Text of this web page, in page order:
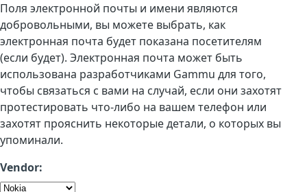
Поля электронной почты и имени являются
добровольными, вы можете выбрать, как
электронная почта будет показана посетителям
(если будет). Электронная почта может быть
использована разработчиками Gammu для того,
чтобы связаться с вами на случай, если они захотят
протестировать что-либо на вашем телефон или
захотят прояснить некоторые детали, о которых вы
упоминали.
Vendor: